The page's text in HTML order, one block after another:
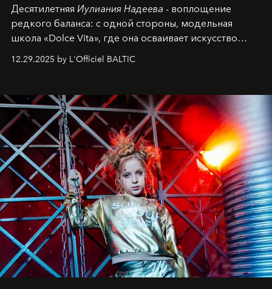
Десятилетняя Иулиания Надеева - воплощение
редкого баланса: с одной стороны, модельная
школа «Dolce Vita», где она осваивает искусство
позы и образа, с другой - подготовительная
балетная студия при хореографическом училище,
танцевального пути за плечами.
12.29.2025 by L'Officiel BALTIC